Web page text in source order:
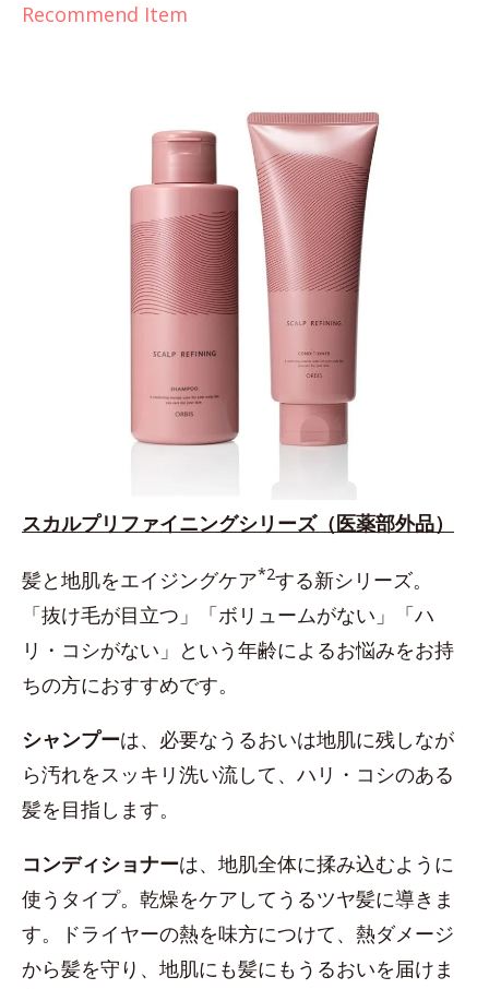
Recommend Item
スカルプリファイニングシリーズ（医薬部外品）
髪と地肌をエイジングケア*2する新シリーズ。
「抜け毛が目立つ」「ボリュームがない」「ハ
リ・コシがない」という年齢によるお悩みをお持
ちの方におすすめです。
シャンプーは、必要なうるおいは地肌に残しなが
ら汚れをスッキリ洗い流して、ハリ・コシのある
髪を目指します。
コンディショナーは、地肌全体に揉み込むように
使うタイプ。乾燥をケアしてうるツヤ髪に導きま
す。ドライヤーの熱を味方につけて、熱ダメージ
から髪を守り、地肌にも髪にもうるおいを届けま